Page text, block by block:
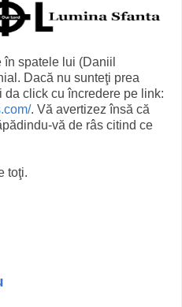
spatele lui (Daniil
Dacă nu sunteţi prea
click cu încredere pe link:
. Vă avertizez însă că
vă de râs citind ce
toţi.